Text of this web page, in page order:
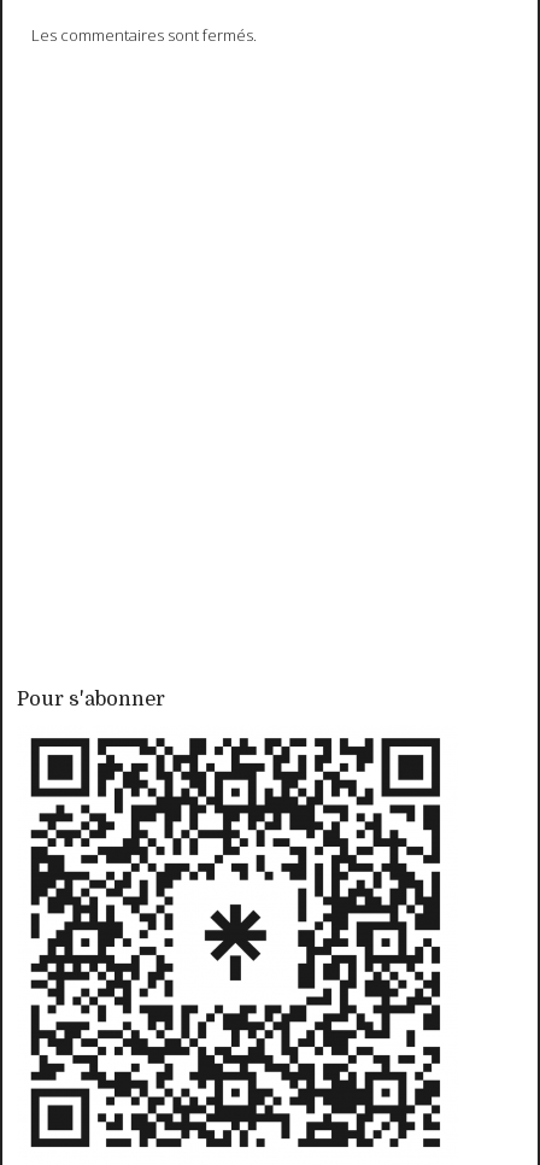
Pour s'abonner
Les commentaires sont fermés.